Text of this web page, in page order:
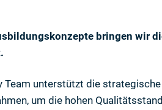
bringen wir
Team unterstützt die
um die hohen